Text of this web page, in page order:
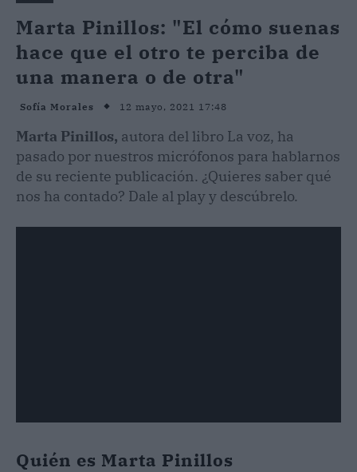
Marta Pinillos: "El cómo suenas
hace que el otro te perciba de
una manera o de otra"
Sofía Morales 12 mayo, 2021 17:48
Marta Pinillos, autora del libro La voz, ha
pasado por nuestros micrófonos para hablarnos
de su reciente publicación. ¿Quieres saber qué
nos ha contado? Dale al play y descúbrelo.
Quién es Marta Pinillos